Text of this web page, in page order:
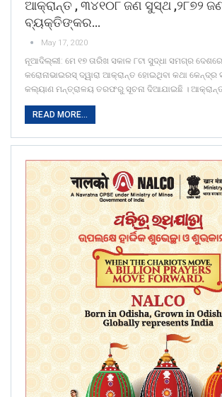
ଆକ୍ରାନ୍ତ , ୩୪୧୦୮ ଜଣ ସୁସ୍ଥ ,୨୮୭୨
ବ୍ୟକ୍ତିଙ୍କର…
May 17, 2020
ନୂଆଦିଲ୍ଲୀ: ମେ ୧୭ ତାରିଖ ସକାଳ ୮ଟା ସୁଦ୍ଧା ସମଗ୍ର
କରୋନାଭାଇରସ୍ ଦ୍ୱାରା ଆକ୍ରାନ୍ତ ହୋଇଥିବା କଥା
କଲ୍ୟାଣ ମନ୍ତ୍ରାଳୟ ତରଫରୁ ସୂଚନା ଦିଆଯାଇଛି ।
READ MORE...